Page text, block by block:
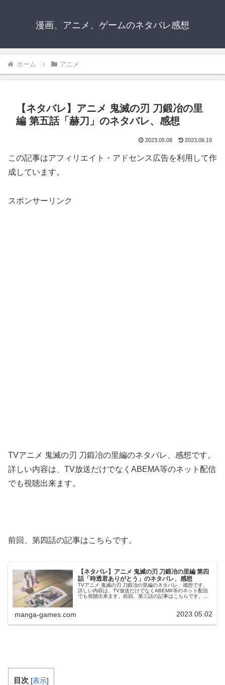
漫画、アニメ、ゲームのネタバレ感想
ホーム アニメ
【ネタバレ】アニメ 鬼滅の刃 刀鍛冶の里
編 第五話「赫刀」のネタバレ、感想
2023.05.08 2023.06.19
この記事はアフィリエイト・アドセンス広告を利用して作
成しています。
スポンサーリンク
TVアニメ 鬼滅の刃 刀鍛冶の里編のネタバレ、感想です。
詳しい内容は、TV放送だけでなくABEMA等のネット配信
でも視聴出来ます。
前回、第四話の記事はこちらです。
【ネタバレ】アニメ 鬼滅の刃 刀鍛冶の里編 第四
話「時透君ありがとう」のネタバレ、感想
TVアニメ 鬼滅の刃 刀鍛冶の里編のネタバレ、感想です。
詳しい内容は、TV放送だけでなくABEMA等のネット配信
でも視聴出来ます。前回、第三話の記事はこちらです。第
manga-games.com 2023.05.02
目次 [表示]